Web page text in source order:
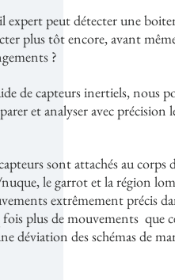
peut détecter une
plus tôt encore, avant
?
de capteurs inertiels, nous
et analyser avec précision
sont attachés au corps
le garrot et la région
extrêmement précis
plus de mouvements que
déviation des schémas de